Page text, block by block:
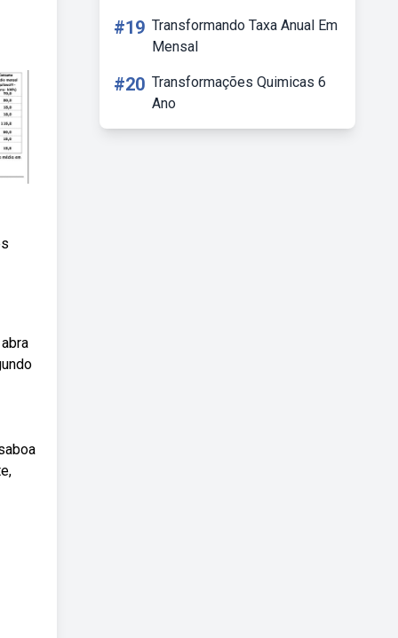
#19 Transformando Taxa Anual Em
Mensal
#20 Transformações Quimicas 6
Ano